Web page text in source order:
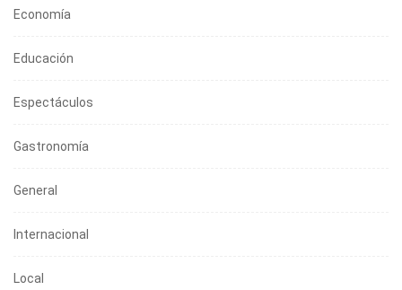
Economía
Educación
Espectáculos
Gastronomía
General
Internacional
Local